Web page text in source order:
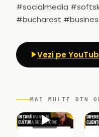
#socialmedia
#bucharest
Vezi pe
MAI MULTE DIN
▶